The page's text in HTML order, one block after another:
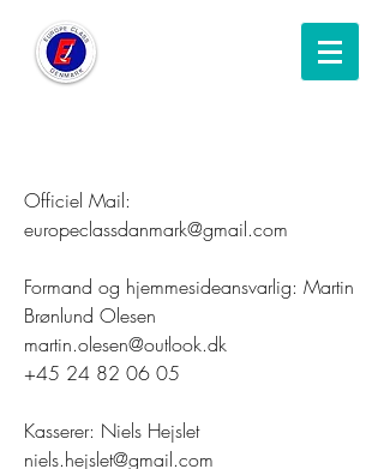
Officiel Mail:
europeclassdanmark@gmail.com
Formand og hjemmesideansvarlig: Martin
Brønlund Olesen
martin.olesen@outlook.dk
+45 24 82 06 05
Kasserer: Niels Hejslet
niels.hejslet@gmail.com